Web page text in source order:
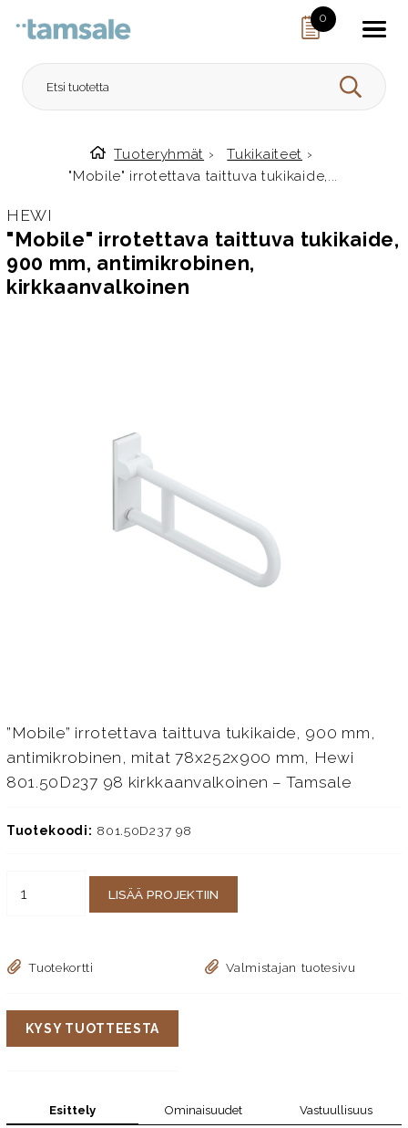
0
HAE
Etusivulle
Tuoteryhmät › Tukikaiteet ›
"Mobile" irrotettava taittuva tukikaide,...
HEWI
"Mobile" irrotettava taittuva tukikaide,
900 mm, antimikrobinen,
kirkkaanvalkoinen
”Mobile” irrotettava taittuva tukikaide, 900 mm,
antimikrobinen, mitat 78x252x900 mm, Hewi
801.50D237 98 kirkkaanvalkoinen – Tamsale
Tuotekoodi: 801.50D237 98
LISÄÄ PROJEKTIIN
Tuotekortti Valmistajan tuotesivu
KYSY TUOTTEESTA
Esittely Ominaisuudet Vastuullisuus